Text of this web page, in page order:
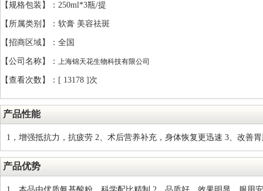
【规格包装】：250ml*3瓶/提
【所属类别】：软膏 美容祛斑
【招商区域】：全国
【公司名称】： 上海锦天花生物科技有限公司
【查看次数】：[ 13178 ]次
产品性能
1，增强抵抗力，抗疲劳 2、术后营养补充，身体恢复更迅速 3、改善
产品优势